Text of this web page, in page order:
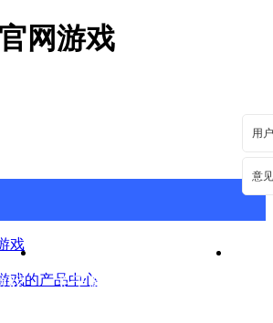
网游戏
用
意
戏 关于新浦京澳官网游戏
戏
戏的产品中心